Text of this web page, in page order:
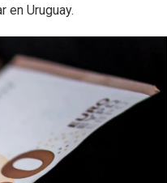
Uruguay.